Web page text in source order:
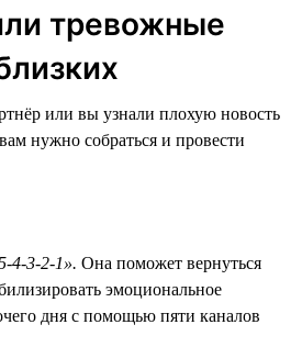
тревожные
или вы узнали плохую новость
нужно собраться и провести
4-3-2-1». Она поможет вернуться
эмоциональное
дня с помощью пяти каналов